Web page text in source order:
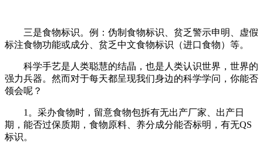
三是食物标识。例：伪制食物标识、贫乏警示申明、虚假
标注食物功能或成分、贫乏中文食物标识（进口食物）等。
科学手艺是人类聪慧的结晶，也是人类认识世界，世界的
强力兵器。然而对于每天都呈现我们身边的科学学问，你能否
领会呢？
1。采办食物时，留意食物包拆有无出产厂家、出产日
期，能否过保质期，食物原料、养分成分能否标明，有无QS
标识。